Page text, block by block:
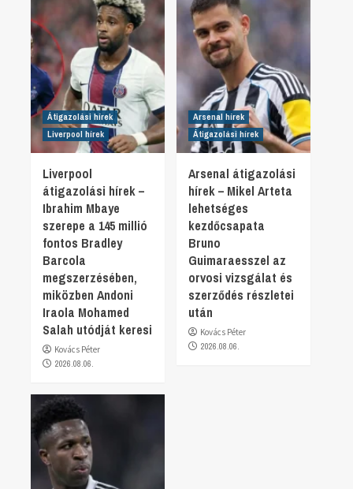
Átigazolási hírek
Liverpool hírek
Liverpool
átigazolási hírek –
Ibrahim Mbaye
szerepe a 145 millió
fontos Bradley
Barcola
megszerzésében,
miközben Andoni
Iraola Mohamed
Salah utódját keresi
Kovács Péter
2026.08.06.
Arsenal hírek
Átigazolási hírek
Arsenal átigazolási
hírek – Mikel Arteta
lehetséges
kezdőcsapata
Bruno
Guimaraesszel az
orvosi vizsgálat és
szerződés részletei
után
Kovács Péter
2026.08.06.